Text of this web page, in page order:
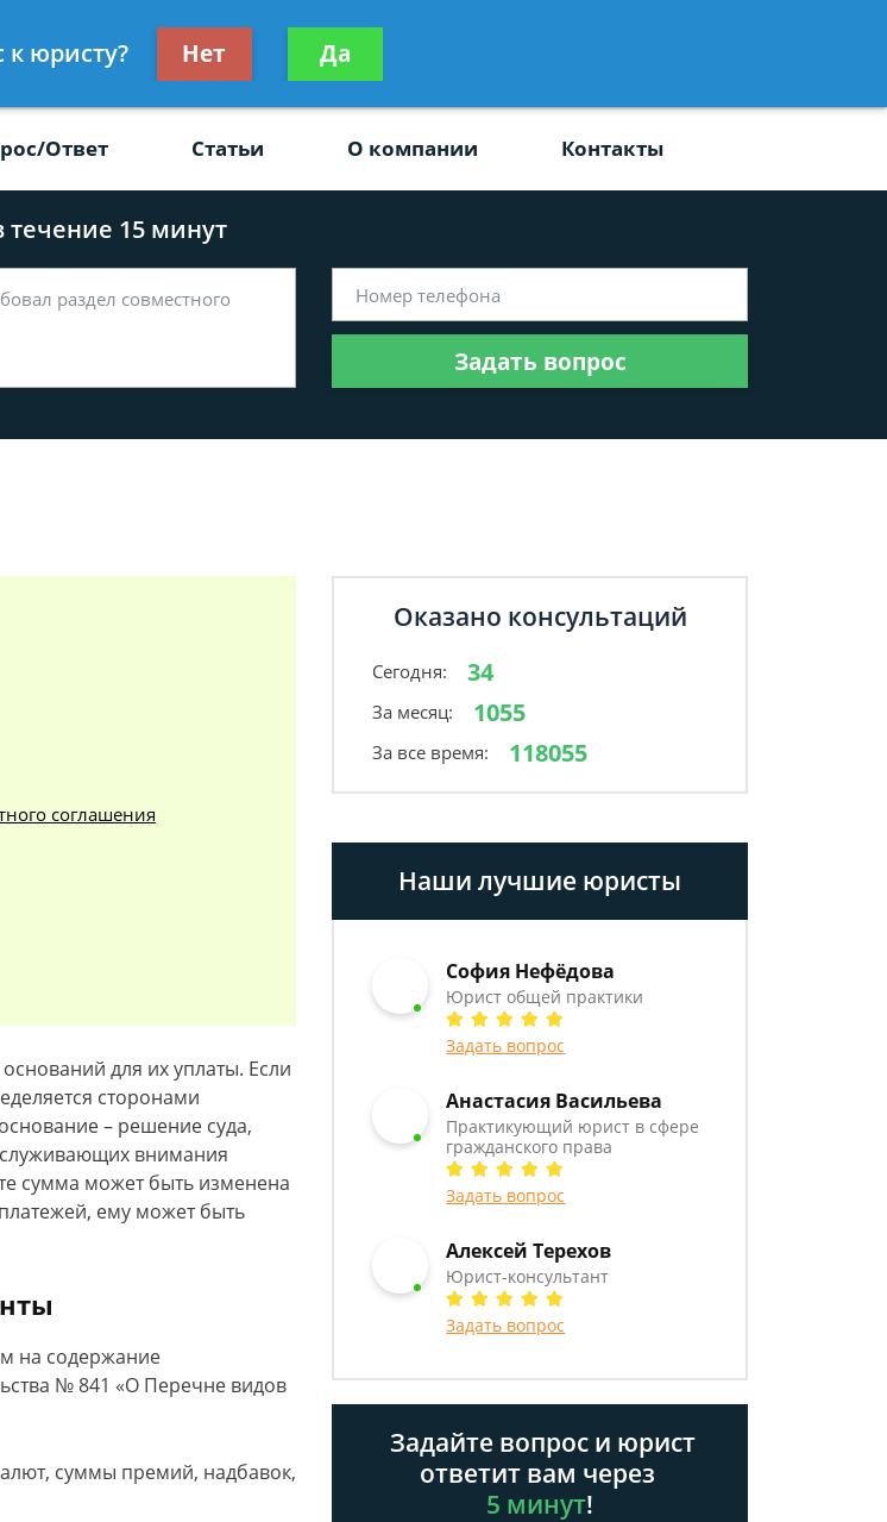
Получите консультацию
бесплатно
Ответ Статьи О компании Контакты
течение 15 минут
Задать вопрос
соглашения
для их уплаты. Если
сторонами
– решение суда,
внимания
сумма может быть изменена
ему может быть
на содержание
№ 841 «О Перечне видов
суммы премий, надбавок,
Оказано консультаций
Сегодня: 34
За месяц: 1055
За все время: 118055
Наши лучшие юристы
София Нефёдова
Юрист общей практики
Задать вопрос
Анастасия Васильева
Практикующий юрист в сфере
гражданского права
Задать вопрос
Алексей Терехов
Юрист-консультант
Задать вопрос
Задайте вопрос и юрист
ответит вам через
5 минут!
к юристу? Нет Да